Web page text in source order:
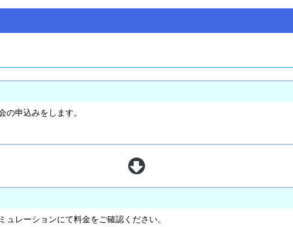
の申込みをします。
レーションにて料金をご確認ください。